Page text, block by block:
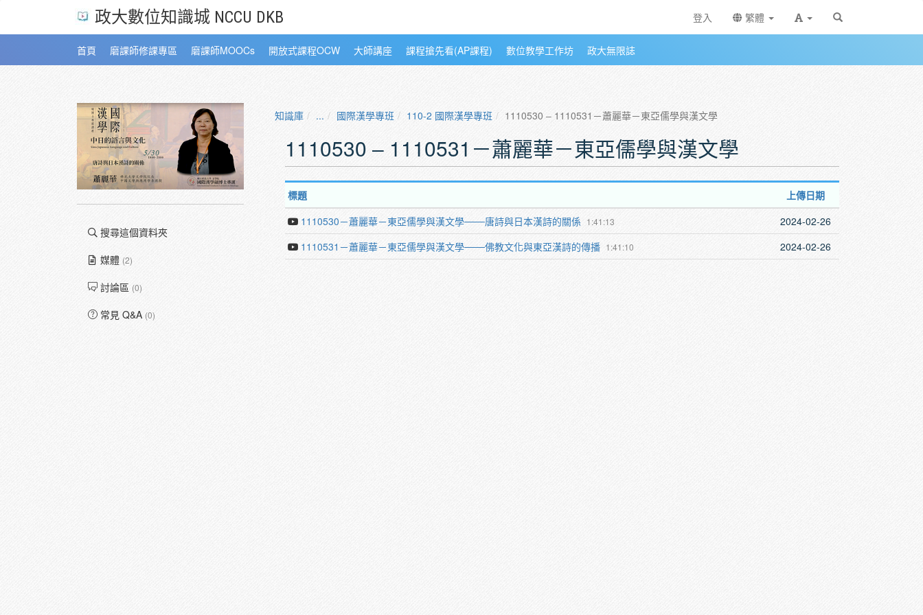
政大數位知識城 NCCU DKB 登入 繁體
首頁 磨課師修課專區 磨課師MOOCs 開放式課程OCW 大師講座 課程搶先看(AP課程) 數位教學工作坊 政大無限誌
搜尋這個資料夾
媒體 (2)
討論區 (0)
常見 Q&A (0)
知識庫 ... 國際漢學專班 110-2 國際漢學專班 1110530 ‒ 1110531－蕭麗華－東亞儒學與漢文學
1110530 ‒ 1110531－蕭麗華－東亞儒學與漢文學
標題 上傳日期
1:41:13
1110530－蕭麗華－東亞儒學與漢文學───唐詩與日本漢詩的關係 2024-02-26
1:41:10
1110531－蕭麗華－東亞儒學與漢文學───佛教文化與東亞漢詩的傳播 2024-02-26